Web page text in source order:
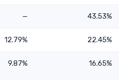
43.53%
—
22.45%
12.79%
16.65%
9.87%